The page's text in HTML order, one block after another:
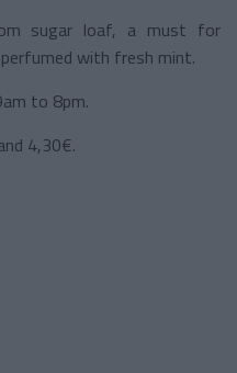
sugar loaf, a must for
with fresh mint.
to 8pm.
4,30€.